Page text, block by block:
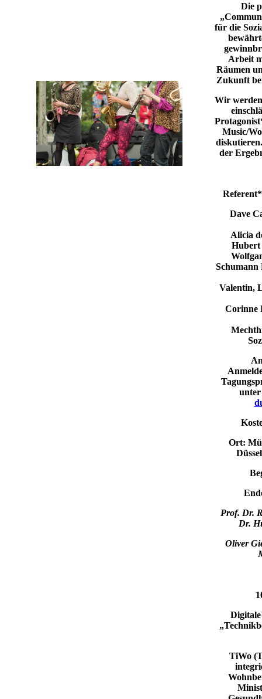
Die
für die
Arbeit
Räumen
Zukunft
Wir
Music/
der
Dave
Alicia
Hubert
Schumann
Valentin,
Corinne
Ort:
Prof. Dr.
Dr.
Oliver
TiWo